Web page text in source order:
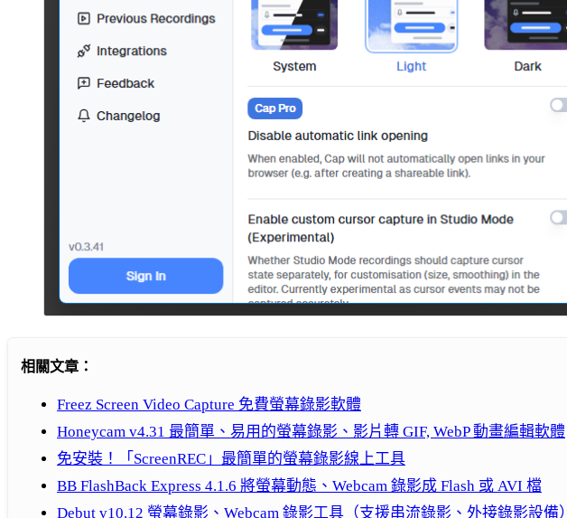
相關文章：
Freez Screen Video Capture 免費螢幕錄影軟體
Honeycam v4.31 最簡單、易用的螢幕錄影、影片轉 GIF, WebP 動畫編輯軟體
免安裝！「ScreenREC」最簡單的螢幕錄影線上工具
BB FlashBack Express 4.1.6 將螢幕動態、Webcam 錄影成 Flash 或 AVI 檔
Debut v10.12 螢幕錄影、Webcam 錄影工具（支援串流錄影、外接錄影設備）